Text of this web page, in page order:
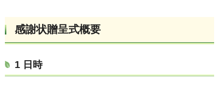
感謝状贈呈式概要
1 日時